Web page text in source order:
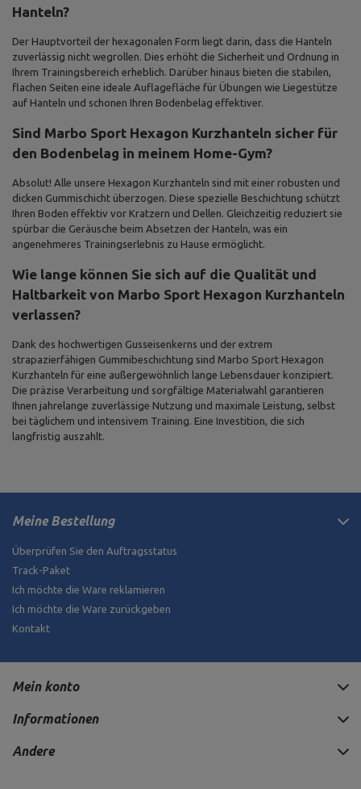
Hanteln?
Der Hauptvorteil der hexagonalen Form liegt darin, dass die Hanteln
zuverlässig nicht wegrollen. Dies erhöht die Sicherheit und Ordnung in
Ihrem Trainingsbereich erheblich. Darüber hinaus bieten die stabilen,
flachen Seiten eine ideale Auflagefläche für Übungen wie Liegestütze
auf Hanteln und schonen Ihren Bodenbelag effektiver.
Sind Marbo Sport Hexagon Kurzhanteln sicher für
den Bodenbelag in meinem Home-Gym?
Absolut! Alle unsere Hexagon Kurzhanteln sind mit einer robusten und
dicken Gummischicht überzogen. Diese spezielle Beschichtung schützt
Ihren Boden effektiv vor Kratzern und Dellen. Gleichzeitig reduziert sie
spürbar die Geräusche beim Absetzen der Hanteln, was ein
angenehmeres Trainingserlebnis zu Hause ermöglicht.
Wie lange können Sie sich auf die Qualität und
Haltbarkeit von Marbo Sport Hexagon Kurzhanteln
verlassen?
Dank des hochwertigen Gusseisenkerns und der extrem
strapazierfähigen Gummibeschichtung sind Marbo Sport Hexagon
Kurzhanteln für eine außergewöhnlich lange Lebensdauer konzipiert.
Die präzise Verarbeitung und sorgfältige Materialwahl garantieren
Ihnen jahrelange zuverlässige Nutzung und maximale Leistung, selbst
bei täglichem und intensivem Training. Eine Investition, die sich
langfristig auszahlt.
Meine Bestellung
Überprüfen Sie den Auftragsstatus
Track-Paket
Ich möchte die Ware reklamieren
Ich möchte die Ware zurückgeben
Kontakt
Mein konto
Informationen
Andere